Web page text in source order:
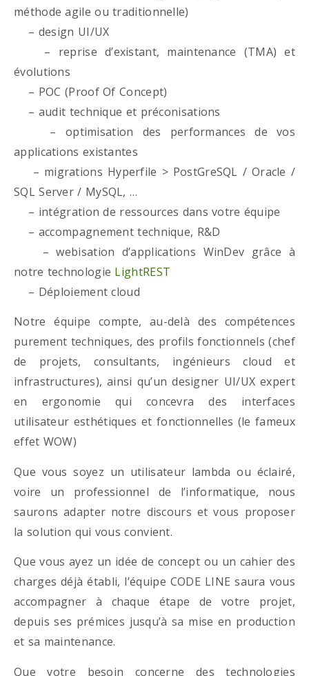
méthode agile ou traditionnelle)
– design UI/UX
– reprise d’existant, maintenance (TMA) et
évolutions
– POC (Proof Of Concept)
– audit technique et préconisations
– optimisation des performances de vos
applications existantes
– migrations Hyperfile > PostGreSQL / Oracle /
SQL Server / MySQL, …
– intégration de ressources dans votre équipe
– accompagnement technique, R&D
– webisation d’applications WinDev grâce à
notre technologie LightREST
– Déploiement cloud
Notre équipe compte, au-delà des compétences
purement techniques, des profils fonctionnels (chef
de projets, consultants, ingénieurs cloud et
infrastructures), ainsi qu’un designer UI/UX expert
en ergonomie qui concevra des interfaces
utilisateur esthétiques et fonctionnelles (le fameux
effet WOW)
Que vous soyez un utilisateur lambda ou éclairé,
voire un professionnel de l’informatique, nous
saurons adapter notre discours et vous proposer
la solution qui vous convient.
Que vous ayez un idée de concept ou un cahier des
charges déjà établi, l’équipe CODE LINE saura vous
accompagner à chaque étape de votre projet,
depuis ses prémices jusqu’à sa mise en production
et sa maintenance.
Que votre besoin concerne des technologies